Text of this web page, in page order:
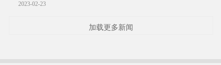
2023-02-23
加载更多新闻